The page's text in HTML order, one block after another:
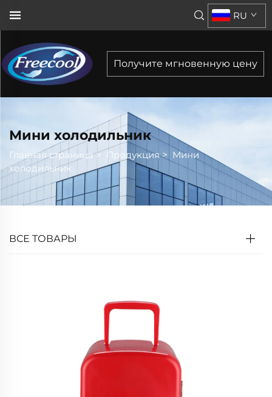
RU
Получите мгновенную цену
Мини холодильник
Главная страница> Продукция> Мини
холодильник
ВСЕ ТОВАРЫ